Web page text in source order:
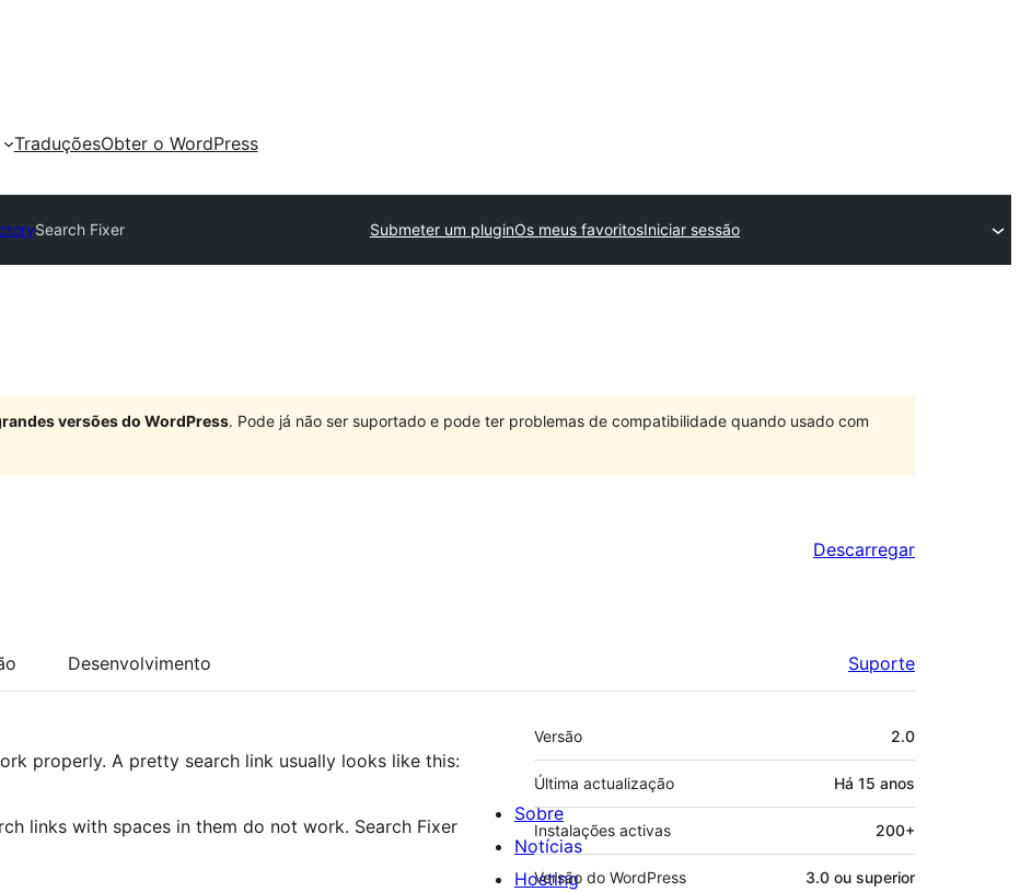
TraduçõesObter o WordPress
Search Fixer Submeter um pluginOs meus favoritosIniciar sessão
versões do WordPress. Pode já não ser suportado e pode ter problemas de compatibilidade quando usado com
Descarregar
Desenvolvimento Suporte
properly. A pretty search link usually looks like this:
links with spaces in them do not work. Search Fixer
Metadados
Versão 2.0
Última actualização Há 15 anos
Instalações activas 200+
Versão do WordPress 3.0 ou superior
Sobre
Notícias
Hosting